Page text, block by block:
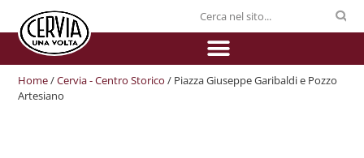
Home/Cervia - Centro Storico / Piazza Giuseppe Garibaldi e Pozzo
Artesiano